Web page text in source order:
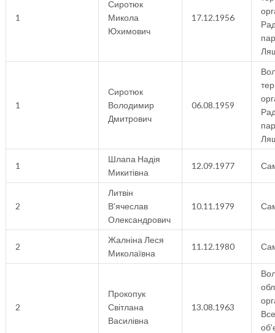
1
Сиротюк
Микола
Юхимович
17.12.1956
1
Сиротюк
Володимир
Дмитрович
06.08.1959
1
Шлапа Надія
Микитівна
12.09.1977
2
Литвін
В’ячеслав
Олександрович
10.11.1979
2
Жалніна Леся
Миколаївна
11.12.1980
2
Прокопук
Світлана
Василівна
13.08.1963